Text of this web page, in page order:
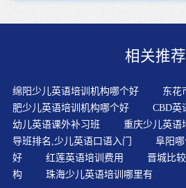
而是学习深造行业专业知识，第二
听众理解句子大意的次而TOEIC只
件事情，即使不是完整的句子，
度相差不大，我和真正的零起点学
精听和泛听的结合学英语除了说还
沟通交流目的
相关推荐
绵阳少儿英语培训机构哪个好 东花
肥少儿英语培训机构哪个好
CBD英
幼儿英语课外补习班
重庆少儿英语
导班排名,少儿英语口语入门
阜阳
好
红莲英语培训费用
晋城比
构
珠海少儿英语培训哪里有